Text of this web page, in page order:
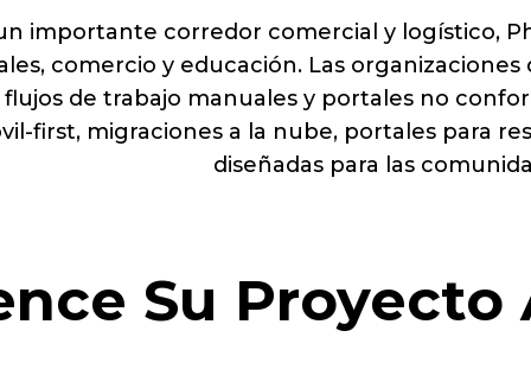
importante corredor comercial y logístico,
comercio y educación. Las organizaciones
flujos de trabajo manuales y portales no
first, migraciones a la nube, portales para
diseñadas para las
Su Proyecto